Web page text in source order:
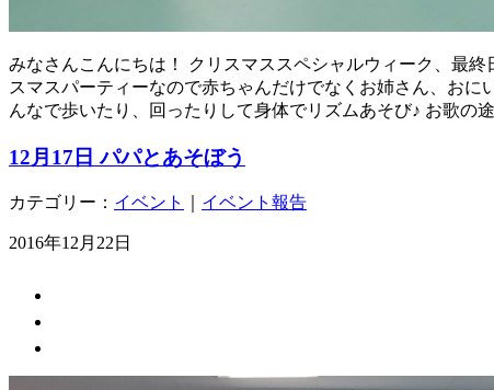
みなさんこんにちは！ クリスマススペシャルウィーク、最
スマスパーティーなので赤ちゃんだけでなくお姉さん、お
んなで歩いたり、回ったりして身体でリズムあそび♪ お歌の
12月17日 パパとあそぼう
カテゴリー： イベント イベント報告
2016年12月22日